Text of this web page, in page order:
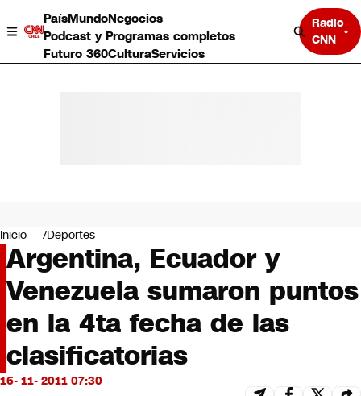
PaísMundoNegocios
Podcast y Programas completos
Futuro 360CulturaServicios
Radio
CNN
Negocios
Deportes
Programas completos
Cultura
Servicios
Bits
CNN tiempo
Futuro 360
Inicio Deportes
Argentina, Ecuador y
Venezuela sumaron puntos
en la 4ta fecha de las
clasificatorias
16- 11- 2011 07:30